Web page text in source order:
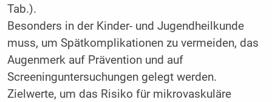
Tab.).
Besonders in der Kinder- und Jugendheilkunde
muss, um Spätkomplikationen zu vermeiden, das
Augenmerk auf Prävention und auf
Screeninguntersuchungen gelegt werden.
Zielwerte, um das Risiko für mikrovaskuläre